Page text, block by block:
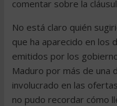
comentar sobre la
No está claro quién
que ha aparecido en los
emitidos por los
Maduro por más de una
involucrado en las
no pudo recordar cómo